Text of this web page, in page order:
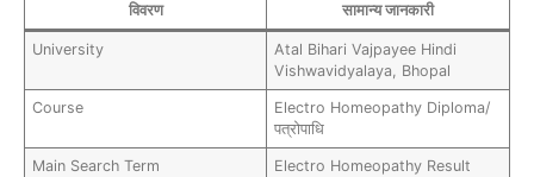
विवरण सामान्य जानकारी
University
Atal Bihari Vajpayee Hindi
Vishwavidyalaya, Bhopal
Course
Electro Homeopathy Diploma/
पत्रोपाधि
Main Search Term
Electro Homeopathy Result